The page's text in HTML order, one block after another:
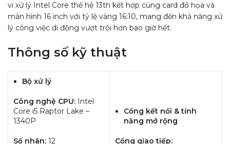
vi xử lý Intel Core thế hệ 13th kết hợp cùng card đồ họa và
màn hình 16 inch với tỷ lệ vàng 16:10, mang đến khả năng xử
lý công việc di động vượt trội hơn bao giờ hết.
Thông số kỹ thuật
Bộ xử lý
Công nghệ CPU: Intel
Core i5 Raptor Lake –
1340P
Số nhân: 12
Cổng kết nối & tính
năng mở rộng
Cổng giao tiếp: